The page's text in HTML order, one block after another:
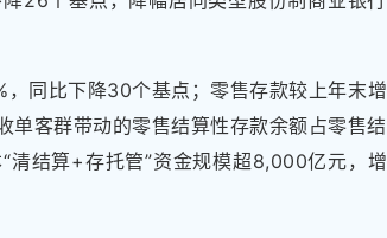
同比下降30个基点；零售存款较上年末增
单客群带动的零售结算性存款余额占零售结
清结算+存托管”资金规模超8,000亿元，增